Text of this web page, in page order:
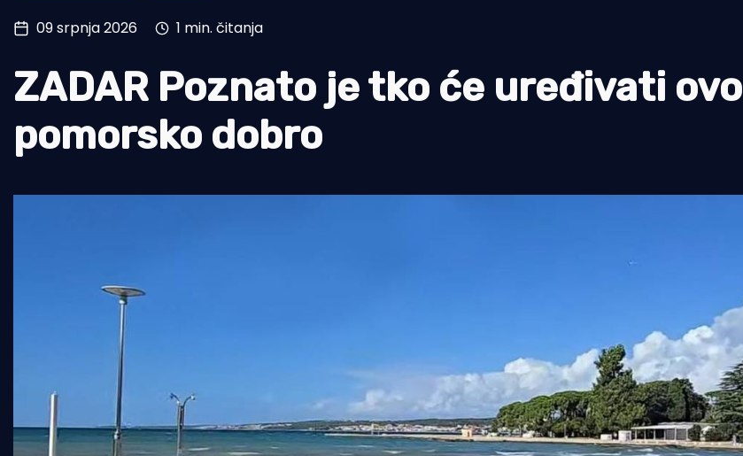
Ribolov
Tradicija i kultura
09 srpnja 2026 1 min. čitanja
ZADAR Poznato je tko će uređivati ovo
pomorsko dobro